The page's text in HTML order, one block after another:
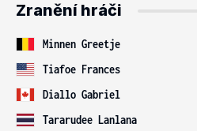
Zranění hráči
Minnen Greetje
Tiafoe Frances
Diallo Gabriel
Tararudee Lanlana